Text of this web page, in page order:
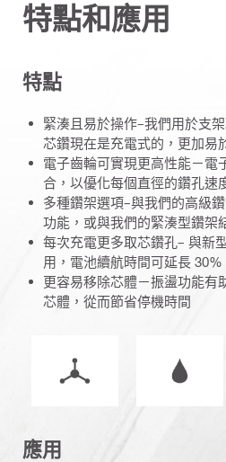
特點和應用
特點
緊湊且易於操作–我們用於支
芯鑽現在是充電式的，更加易
電子齒輪可實現更高性能－電
合，以優化每個直徑的鑽孔速
多種鑽架選項–與我們的高級
功能，或與我們的緊湊型鑽架
每次充電更多取芯鑽孔– 與新
用，電池續航時間可延長 30%
更容易移除芯體－振盪功能有
芯體，從而節省停機時間
應用